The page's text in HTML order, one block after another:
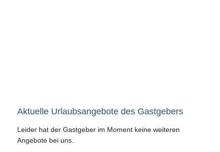
Aktuelle Urlaubsangebote des Gastgebers
Leider hat der Gastgeber im Moment keine weiteren
Angebote bei uns.